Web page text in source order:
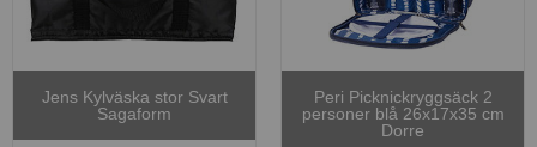
Jens Kylväska stor Svart
Sagaform
Peri Picknickryggsäck 2
personer blå 26x17x35 cm
Dorre